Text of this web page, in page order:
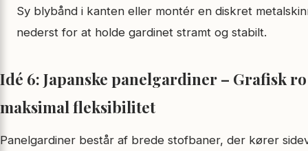
Sy blybånd i kanten eller montér en diskret
nederst for at holde gardinet stramt og stabilt.
Idé 6: Japanske panelgardiner – Grafisk
maksimal fleksibilitet
Panelgardiner består af brede stofbaner, der kører